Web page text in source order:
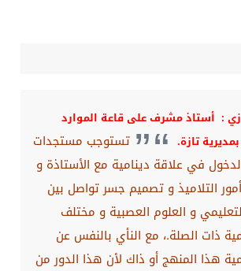
: أستاذ مشرف على قاعة الموارد
تازة.
تستوجب مستجدات
الدخول في علاقة دينامية مع الأستاذة و
أمور التلاميذ و تصميم جسر تواصل بين
و العلوم العصبية و مختلف
ذات الصلة.، مع النأي بالنفس عن
هذا المنهج أو ذاك لأن هذا الدور من